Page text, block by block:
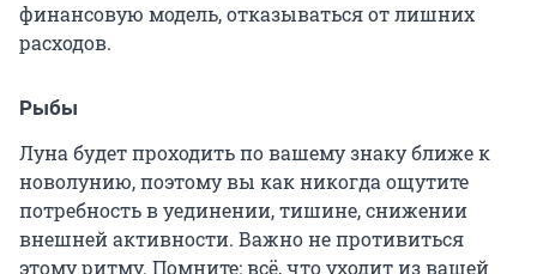
финансовую модель, отказываться от лишних
расходов.
Рыбы
Луна будет проходить по вашему знаку ближе к
новолунию, поэтому вы как никогда ощутите
потребность в уединении, тишине, снижении
внешней активности. Важно не противиться
этому ритму. Помните: всё, что уходит из вашей